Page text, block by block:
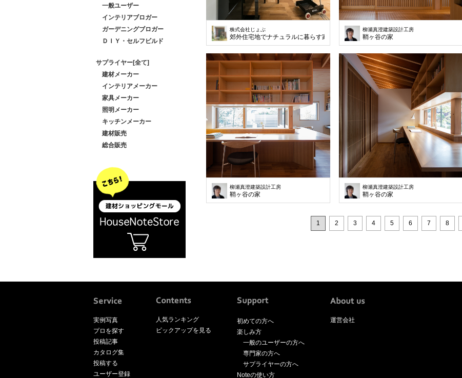
一般ユーザー
インテリアブロガー
ガーデニングブロガー
ＤＩＹ・セルフビルド
サプライヤー[全て]
建材メーカー
インテリアメーカー
家具メーカー
照明メーカー
キッチンメーカー
建材販売
総合販売
株式会社じょぶ
郊外住宅地でナチュラルに暮らす家
柳瀬真澄建築設計工房
鞘ヶ谷の家
柳瀬真澄建築設計工房
鞘ヶ谷の家
柳瀬真澄建築設計工房
鞘ヶ谷の家
1 2 3 4 5 6 7 8
実例写真
プロを探す
投稿記事
カタログ集
投稿する
ユーザー登録
人気ランキング
ピックアップを見る
初めての方へ
楽しみ方
一般のユーザーの方へ
専門家の方へ
サプライヤーの方へ
Noteの使い方
運営会社